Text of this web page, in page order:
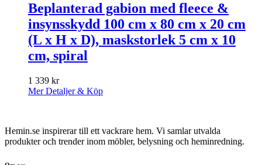
Beplanterad gabion med fleece &
insynsskydd 100 cm x 80 cm x 20 cm
(L x H x D), maskstorlek 5 cm x 10
cm, spiral
1 339 kr
Mer Detaljer & Köp
Hemin.se inspirerar till ett vackrare hem. Vi samlar utvalda
produkter och trender inom möbler, belysning och heminredning.